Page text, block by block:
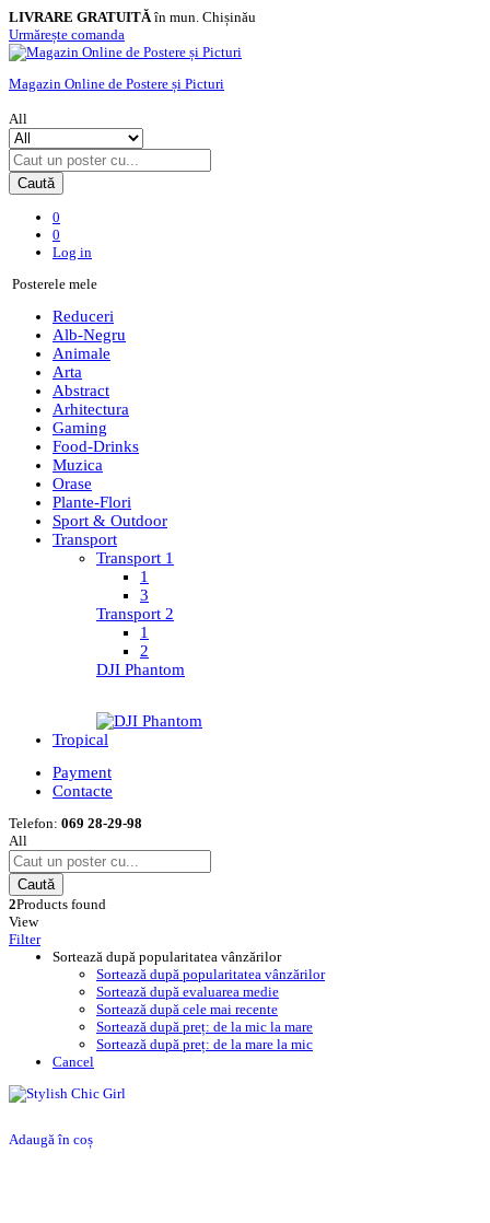
LIVRARE GRATUITĂîn mun. Chișinău
Urmărește comanda
Magazin Online de Postere și Picturi
All
Caută
0
0
Log in
Posterele mele
Reduceri
Alb-Negru
Animale
Arta
Abstract
Arhitectura
Gaming
Food-Drinks
Muzica
Orase
Plante-Flori
Sport & Outdoor
Transport
Transport 1
1
3
Transport 2
1
2
DJI Phantom
Tropical
Payment
Contacte
Telefon: 069 28-29-98
All
Caută
2Products found
View
Filter
Sortează după popularitatea vânzărilor
Sortează după popularitatea vânzărilor
Sortează după evaluarea medie
Sortează după cele mai recente
Sortează după preț: de la mic la mare
Sortează după preț: de la mare la mic
Cancel
Adaugă în coș